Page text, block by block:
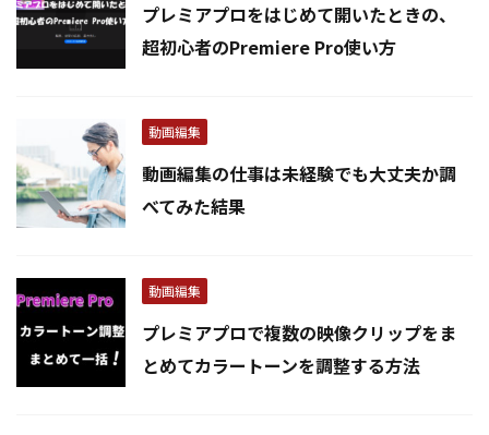
プレミアプロをはじめて開いたときの、
超初心者のPremiere Pro使い方
動画編集
動画編集の仕事は未経験でも大丈夫か調
べてみた結果
動画編集
プレミアプロで複数の映像クリップをま
とめてカラートーンを調整する方法